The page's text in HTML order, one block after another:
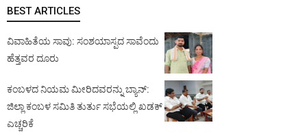
BEST ARTICLES
ವಿವಾಹಿತೆಯ ಸಾವು: ಸಂಶಯಾಸ್ಪದ ಸಾವೆಂದು
ಹೆತ್ತವರ ದೂರು
ಕಂಬಳದ ನಿಯಮ ಮೀರಿದವರನ್ನು ಬ್ಯಾನ್:
ಜಿಲ್ಲಾ ಕಂಬಳ ಸಮಿತಿ ತುರ್ತು ಸಭೆಯಲ್ಲಿ ಖಡಕ್
ಎಚ್ಚರಿಕೆ